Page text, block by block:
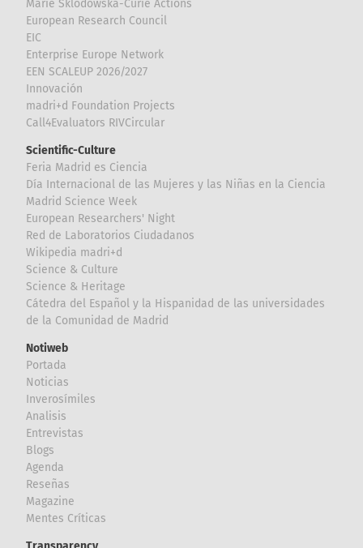
Marie Sklodowska-Curie Actions
European Research Council
EIC
Enterprise Europe Network
EEN SCALEUP 2026/2027
Innovación
madri+d Foundation Projects
Call4Evaluators RIVCircular
Scientific-Culture
Feria Madrid es Ciencia
Día Internacional de las Mujeres y las Niñas en la Ciencia
Madrid Science Week
European Researchers' Night
Red de Laboratorios Ciudadanos
Wikipedia madri+d
Science & Culture
Science & Heritage
Cátedra del Español y la Hispanidad de las universidades
de la Comunidad de Madrid
Notiweb
Portada
Noticias
Inverosímiles
Analisis
Entrevistas
Blogs
Agenda
Reseñas
Magazine
Mentes Críticas